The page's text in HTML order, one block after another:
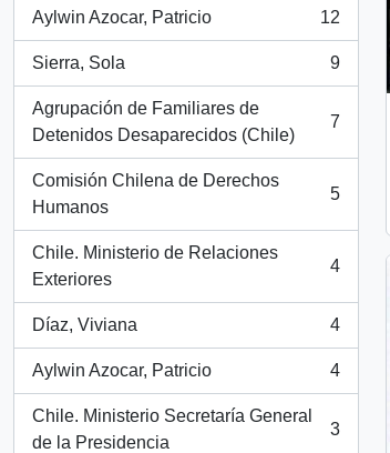
Aylwin Azocar, Patricio
, 12 resultados
12
Sierra, Sola
, 9 resultados
9
Agrupación de Familiares de
Detenidos Desaparecidos (Chile)
, 7 resultados
7
Comisión Chilena de Derechos
Humanos
, 5 resultados
5
Chile. Ministerio de Relaciones
Exteriores
, 4 resultados
4
Díaz, Viviana
, 4 resultados
4
Aylwin Azocar, Patricio
, 4 resultados
4
Chile. Ministerio Secretaría General
de la Presidencia
, 3 resultados
3